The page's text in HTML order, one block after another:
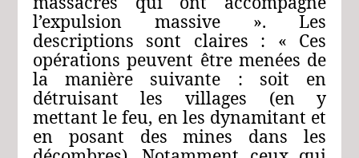
l’expulsion massive ». Les
descriptions sont claires : « Ces
opérations peuvent être menées de
la manière suivante : soit en
détruisant les villages (en y
mettant le feu, en les dynamitant et
en posant des mines dans les